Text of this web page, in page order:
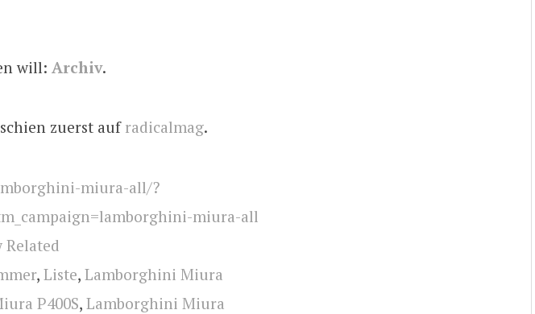
will: Archiv.
zuerst auf radicalmag.
miura-all/?
miura-all
Related
, Liste, Lamborghini Miura
P400S, Lamborghini Miura